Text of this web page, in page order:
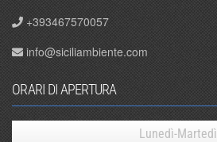
+393467570057
info@siciliambiente.com
ORARI DI APERTURA
Lunedì-Martedì